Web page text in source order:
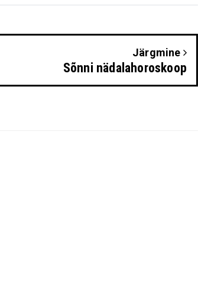
Järgmine
Sõnni nädalahoroskoop